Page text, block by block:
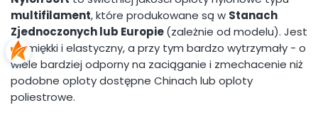
multifilament, które produkowane są w Stanach
Zjednoczonych lub Europie(zależnie od modelu). Jest
on miękki i elastyczny, a przy tym bardzo wytrzymały - o
wiele bardziej odporny na zaciąganie i zmechacenie niż
podobne oploty dostępne Chinach lub oploty
poliestrowe.